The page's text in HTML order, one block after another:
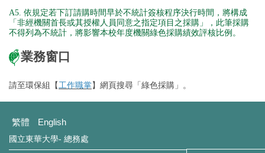
A5. 依規定若下訂請購時間早於不統計簽核程序決行時間，將構成
「非經機關首長或其授權人員同意之指定項目之採購」，此筆採購
不得列為不統計，將影響本校年度機關綠色採購績效評核比例。
業務窗口
請至環保組【工作職掌】網頁搜尋「綠色採購」。
繁體 English
國立東華大學- 總務處